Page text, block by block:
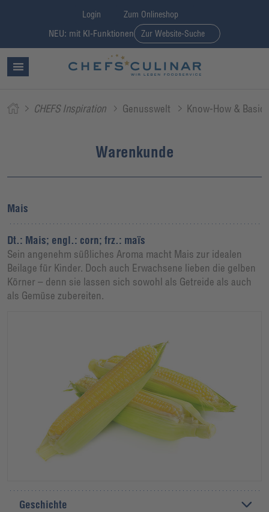
Login Zum Onlineshop
NEU: mit KI-Funktionen Zur Website-Suche
CHEFS Inspiration Genusswelt Know-How &
Warenkunde
Mais
Dt.: Mais; engl.: corn; frz.: maïs
Sein angenehm süßliches Aroma macht Mais zur idealen
Beilage für Kinder. Doch auch Erwachsene lieben die gelben
Körner – denn sie lassen sich sowohl als Getreide als auch
als Gemüse zubereiten.
Geschichte